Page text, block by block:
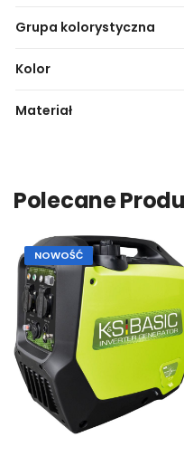
Grupa kolorystyczna
Kolor
Materiał
Polecane
NOWOŚĆ